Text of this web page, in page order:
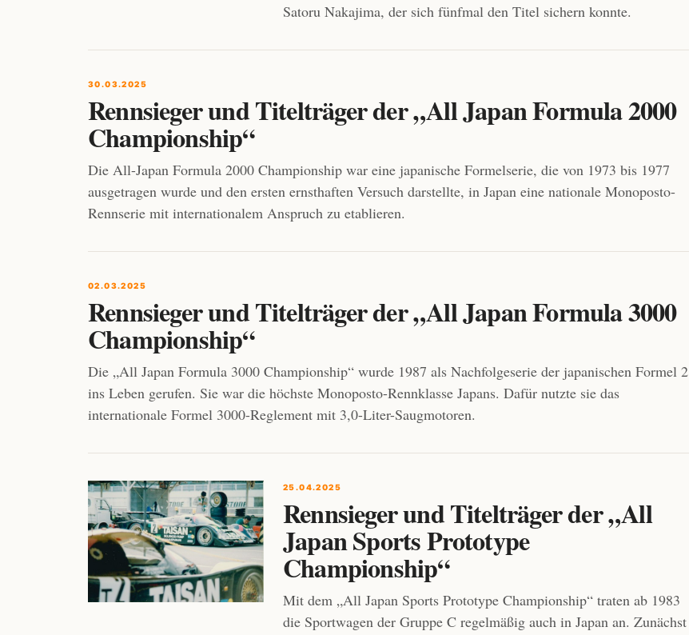
Satoru Nakajima, der sich fünfmal den Titel sichern konnte.
30.03.2025
Rennsieger und Titelträger der „All Japan Formula 2000
Championship“
Die All-Japan Formula 2000 Championship war eine japanische Formelserie, die von 1973 bis 1977
ausgetragen wurde und den ersten ernsthaften Versuch darstellte, in Japan eine nationale Monoposto-
Rennserie mit internationalem Anspruch zu etablieren.
02.03.2025
Rennsieger und Titelträger der „All Japan Formula 3000
Championship“
Die „All Japan Formula 3000 Championship“ wurde 1987 als Nachfolgeserie der japanischen Formel 2
ins Leben gerufen. Sie war die höchste Monoposto-Rennklasse Japans. Dafür nutzte sie das
internationale Formel 3000-Reglement mit 3,0-Liter-Saugmotoren.
25.04.2025
Rennsieger und Titelträger der „All
Japan Sports Prototype
Championship“
Mit dem „All Japan Sports Prototype Championship“ traten ab 1983
die Sportwagen der Gruppe C regelmäßig auch in Japan an. Zunächst